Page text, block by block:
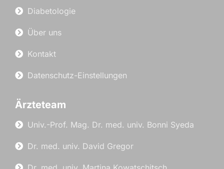
Diabetologie
Über uns
Kontakt
Datenschutz-Einstellungen
Ärzteteam
Univ.-Prof. Mag. Dr. med. univ. Bonni Syeda
Dr. med. univ. David Gregor